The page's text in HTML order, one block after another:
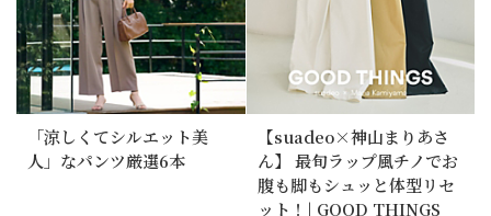
「涼しくてシルエット美
人」なパンツ厳選6本
【suadeo×神山まりあさ
ん】 最旬ラップ風チノでお
腹も脚もシュッと体型リセ
ット！| GOOD THINGS